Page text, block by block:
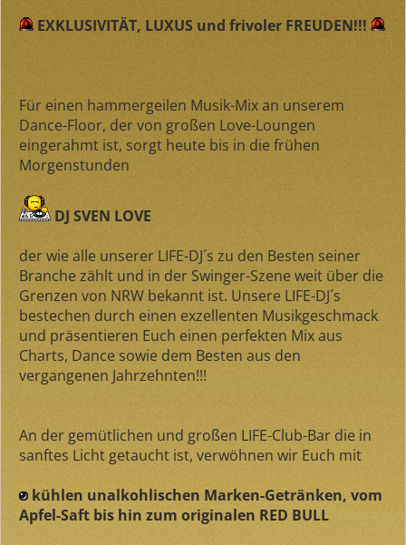
EXKLUSIVITÄT, LUXUS und frivoler FREUDEN!!!
Für einen hammergeilen Musik-Mix an unserem
Dance-Floor, der von großen Love-Loungen
eingerahmt ist, sorgt heute bis in die frühen
Morgenstunden
DJ SVEN LOVE
der wie alle unserer LIFE-DJ´s zu den Besten seiner
Branche zählt und in der Swinger-Szene weit über die
Grenzen von NRW bekannt ist. Unsere LIFE-DJ´s
bestechen durch einen exzellenten Musikgeschmack
und präsentieren Euch einen perfekten Mix aus
Charts, Dance sowie dem Besten aus den
vergangenen Jahrzehnten!!!
An der gemütlichen und großen LIFE-Club-Bar die in
sanftes Licht getaucht ist, verwöhnen wir Euch mit
kühlen unalkohlischen Marken-Getränken, vom
Apfel-Saft bis hin zum originalen RED BULL